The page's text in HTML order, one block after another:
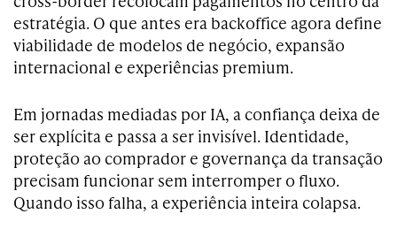
estratégia. O que antes era backoffice agora define
viabilidade de modelos de negócio, expansão
internacional e experiências premium.
Em jornadas mediadas por IA, a confiança deixa de
ser explícita e passa a ser invisível. Identidade,
proteção ao comprador e governança da transação
precisam funcionar sem interromper o fluxo.
Quando isso falha, a experiência inteira colapsa.